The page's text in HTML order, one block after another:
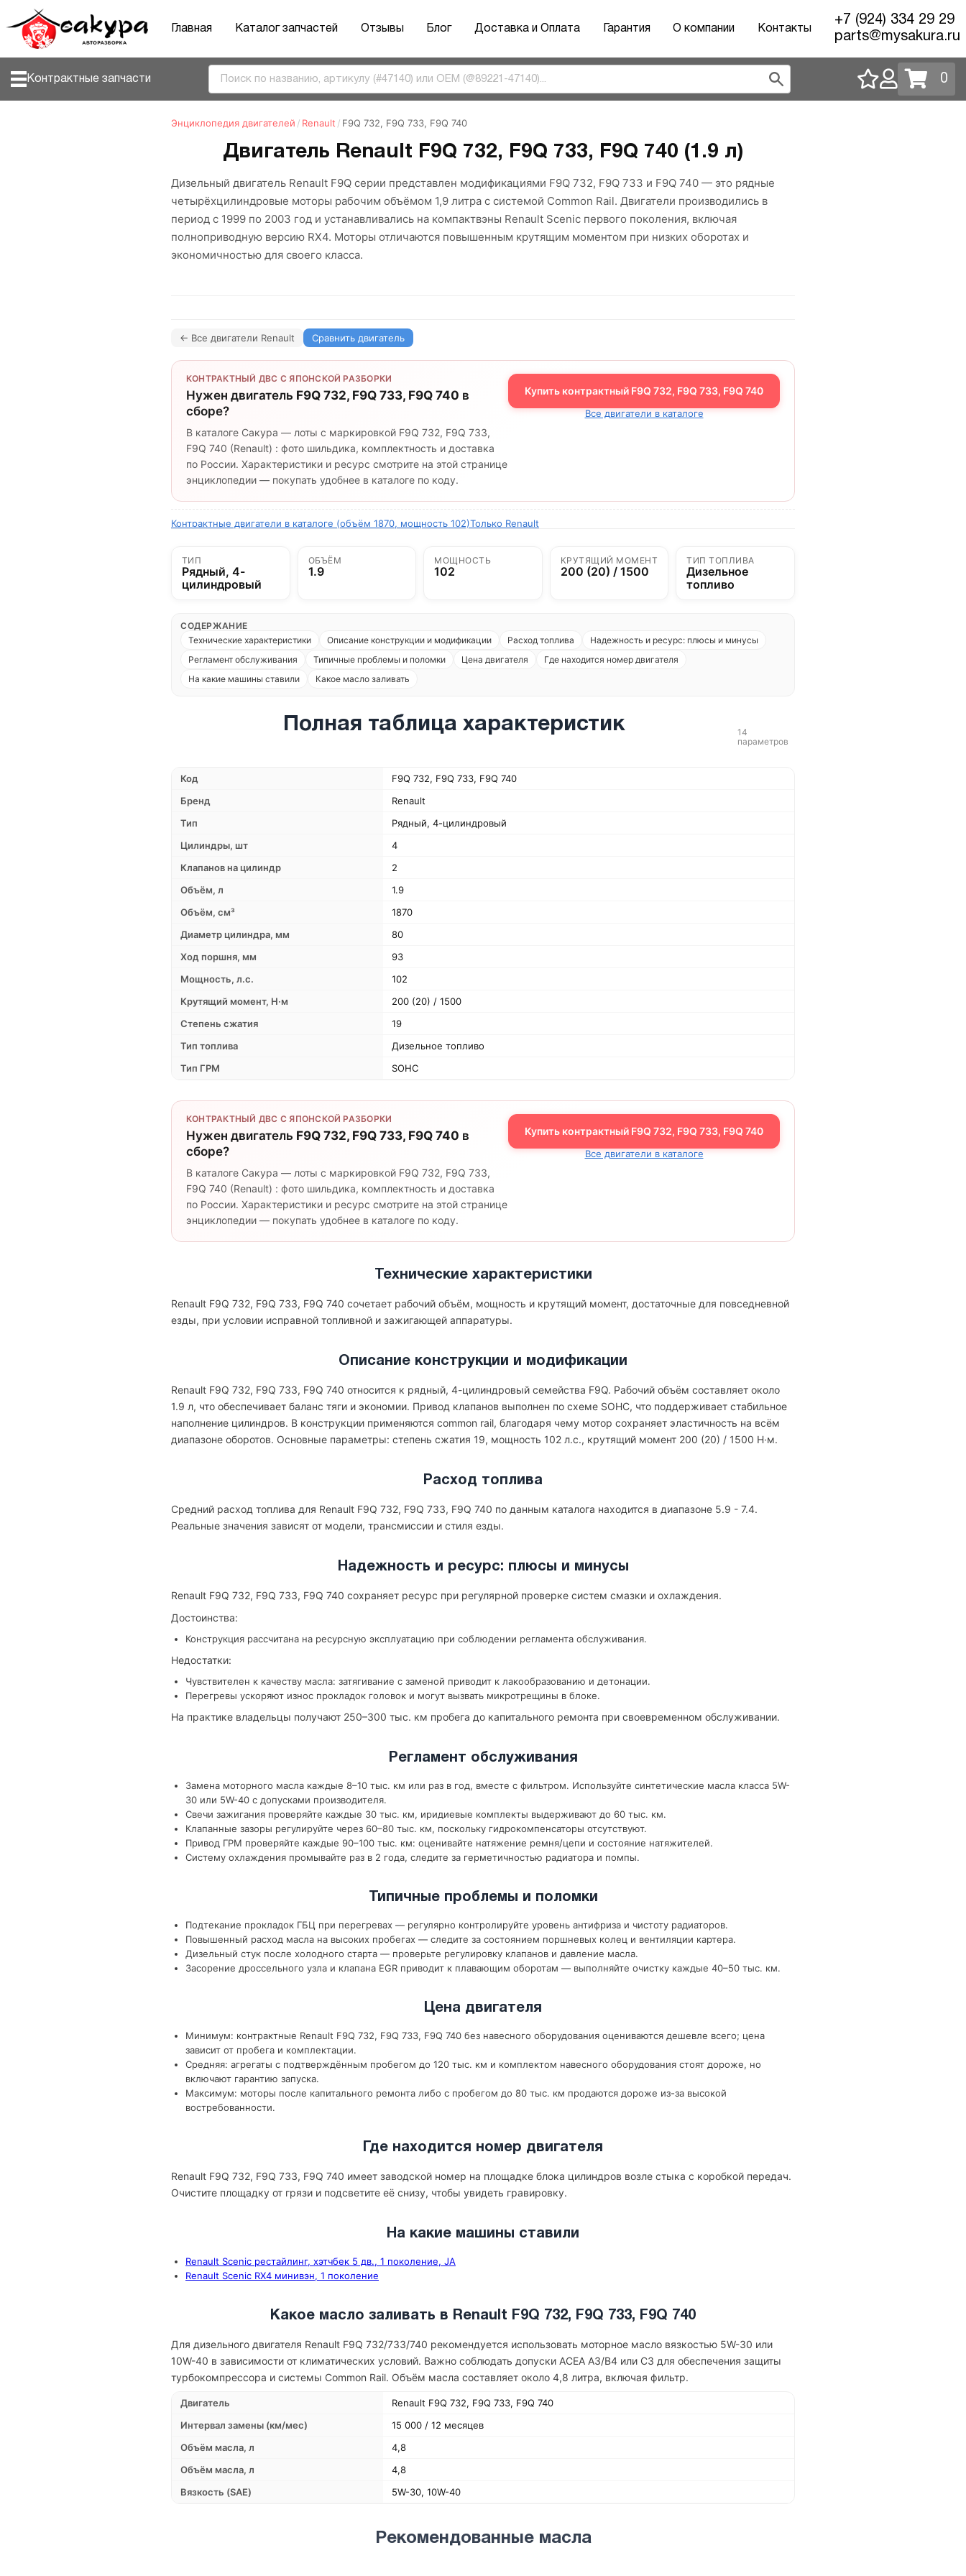
Главная Каталог запчастей Отзывы Блог Доставка и Оплата Гарантия О компании Контакты
+7 (924) 334 29 29
parts@mysakura.ru
Контрактные запчасти 0
Энциклопедия двигателей / Renault / F9Q 732, F9Q 733, F9Q 740
Двигатель Renault F9Q 732, F9Q 733, F9Q 740 (1.9 л)
Дизельный двигатель Renault F9Q серии представлен модификациями F9Q 732, F9Q 733 и F9Q 740 — это рядные
четырёхцилиндровые моторы рабочим объёмом 1,9 литра с системой Common Rail. Двигатели производились в
период с 1999 по 2003 год и устанавливались на компактвэны Renault Scenic первого поколения, включая
полноприводную версию RX4. Моторы отличаются повышенным крутящим моментом при низких оборотах и
экономичностью для своего класса.
← Все двигатели Renault Сравнить двигатель
КОНТРАКТНЫЙ ДВС С ЯПОНСКОЙ РАЗБОРКИ
Нужен двигатель F9Q 732, F9Q 733, F9Q 740 в
сборе?
В каталоге Сакура — лоты с маркировкой F9Q 732, F9Q 733,
F9Q 740 (Renault) : фото шильдика, комплектность и доставка
по России. Характеристики и ресурс смотрите на этой странице
энциклопедии — покупать удобнее в каталоге по коду.
Купить контрактный F9Q 732, F9Q 733, F9Q 740
Все двигатели в каталоге
Контрактные двигатели в каталоге (объём 1870, мощность 102)Только Renault
ТИП
Рядный, 4-
цилиндровый
ОБЪЁМ
1.9
МОЩНОСТЬ
102
КРУТЯЩИЙ МОМЕНТ
200 (20) / 1500
ТИП ТОПЛИВА
Дизельное
топливо
СОДЕРЖАНИЕ
Технические характеристики
Описание конструкции и модификации Расход топлива
Надежность и ресурс: плюсы и минусы
Регламент обслуживания
Типичные проблемы и поломки Цена двигателя
Где находится номер двигателя
На какие машины ставили
Какое масло заливать
Полная таблица характеристик
14
параметров
Код
F9Q 732, F9Q 733, F9Q 740
Бренд
Renault
Тип
Рядный, 4-цилиндровый
Цилиндры, шт
4
Клапанов на цилиндр
2
Объём, л
1.9
Объём, см³
1870
Диаметр цилиндра, мм
80
Ход поршня, мм
93
Мощность, л.с.
102
Крутящий момент, Н·м
200 (20) / 1500
Степень сжатия
19
Тип топлива
Дизельное топливо
Тип ГРМ
SOHC
КОНТРАКТНЫЙ ДВС С ЯПОНСКОЙ РАЗБОРКИ
Нужен двигатель F9Q 732, F9Q 733, F9Q 740 в
сборе?
В каталоге Сакура — лоты с маркировкой F9Q 732, F9Q 733,
F9Q 740 (Renault) : фото шильдика, комплектность и доставка
по России. Характеристики и ресурс смотрите на этой странице
энциклопедии — покупать удобнее в каталоге по коду.
Купить контрактный F9Q 732, F9Q 733, F9Q 740
Все двигатели в каталоге
Технические характеристики
Renault F9Q 732, F9Q 733, F9Q 740 сочетает рабочий объём, мощность и крутящий момент, достаточные для повседневной
езды, при условии исправной топливной и зажигающей аппаратуры.
Описание конструкции и модификации
Renault F9Q 732, F9Q 733, F9Q 740 относится к рядный, 4-цилиндровый семейства F9Q. Рабочий объём составляет около
1.9 л, что обеспечивает баланс тяги и экономии. Привод клапанов выполнен по схеме SOHC, что поддерживает стабильное
наполнение цилиндров. В конструкции применяются common rail, благодаря чему мотор сохраняет эластичность на всём
диапазоне оборотов. Основные параметры: степень сжатия 19, мощность 102 л.с., крутящий момент 200 (20) / 1500 Н·м.
Расход топлива
Средний расход топлива для Renault F9Q 732, F9Q 733, F9Q 740 по данным каталога находится в диапазоне 5.9 - 7.4.
Реальные значения зависят от модели, трансмиссии и стиля езды.
Надежность и ресурс: плюсы и минусы
Renault F9Q 732, F9Q 733, F9Q 740 сохраняет ресурс при регулярной проверке систем смазки и охлаждения.
Достоинства:
Конструкция рассчитана на ресурсную эксплуатацию при соблюдении регламента обслуживания.
Недостатки:
Чувствителен к качеству масла: затягивание с заменой приводит к лакообразованию и детонации.
Перегревы ускоряют износ прокладок головок и могут вызвать микротрещины в блоке.
На практике владельцы получают 250–300 тыс. км пробега до капитального ремонта при своевременном обслуживании.
Регламент обслуживания
Замена моторного масла каждые 8–10 тыс. км или раз в год, вместе с фильтром. Используйте синтетические масла класса 5W-
30 или 5W-40 с допусками производителя.
Свечи зажигания проверяйте каждые 30 тыс. км, иридиевые комплекты выдерживают до 60 тыс. км.
Клапанные зазоры регулируйте через 60–80 тыс. км, поскольку гидрокомпенсаторы отсутствуют.
Привод ГРМ проверяйте каждые 90–100 тыс. км: оценивайте натяжение ремня/цепи и состояние натяжителей.
Систему охлаждения промывайте раз в 2 года, следите за герметичностью радиатора и помпы.
Типичные проблемы и поломки
Подтекание прокладок ГБЦ при перегревах — регулярно контролируйте уровень антифриза и чистоту радиаторов.
Повышенный расход масла на высоких пробегах — следите за состоянием поршневых колец и вентиляции картера.
Дизельный стук после холодного старта — проверьте регулировку клапанов и давление масла.
Засорение дроссельного узла и клапана EGR приводит к плавающим оборотам — выполняйте очистку каждые 40–50 тыс. км.
Цена двигателя
Минимум: контрактные Renault F9Q 732, F9Q 733, F9Q 740 без навесного оборудования оцениваются дешевле всего; цена
зависит от пробега и комплектации.
Средняя: агрегаты с подтверждённым пробегом до 120 тыс. км и комплектом навесного оборудования стоят дороже, но
включают гарантию запуска.
Максимум: моторы после капитального ремонта либо с пробегом до 80 тыс. км продаются дороже из-за высокой
востребованности.
Где находится номер двигателя
Renault F9Q 732, F9Q 733, F9Q 740 имеет заводской номер на площадке блока цилиндров возле стыка с коробкой передач.
Очистите площадку от грязи и подсветите её снизу, чтобы увидеть гравировку.
На какие машины ставили
Renault Scenic рестайлинг, хэтчбек 5 дв., 1 поколение, JA
Renault Scenic RX4 минивэн, 1 поколение
Какое масло заливать в Renault F9Q 732, F9Q 733, F9Q 740
Для дизельного двигателя Renault F9Q 732/733/740 рекомендуется использовать моторное масло вязкостью 5W-30 или
10W-40 в зависимости от климатических условий. Важно соблюдать допуски ACEA A3/B4 или C3 для обеспечения защиты
турбокомпрессора и системы Common Rail. Объём масла составляет около 4,8 литра, включая фильтр.
Двигатель
Renault F9Q 732, F9Q 733, F9Q 740
Интервал замены (км/мес)
15 000 / 12 месяцев
Объём масла, л
4,8
Объём масла, л
4,8
Вязкость (SAE)
5W-30, 10W-40
Рекомендованные масла